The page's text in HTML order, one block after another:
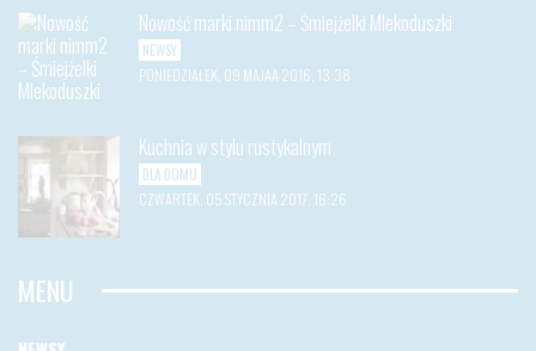
Nowość marki nimm2 – Śmiejżelki Mlekoduszki
NEWSY
PONIEDZIAŁEK, 09 MAJAA 2016, 13:38
Kuchnia w stylu rustykalnym
DLA DOMU
CZWARTEK, 05 STYCZNIA 2017, 16:26
MENU